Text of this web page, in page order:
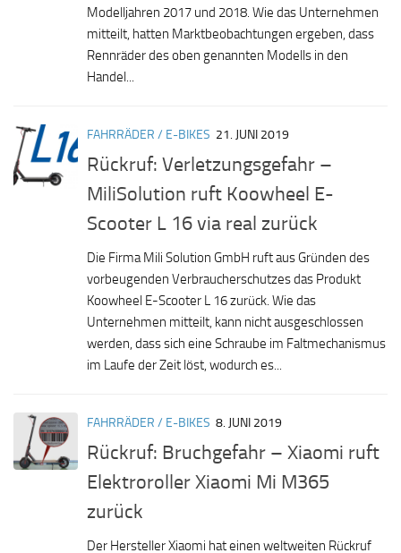
Modelljahren 2017 und 2018. Wie das Unternehmen
mitteilt, hatten Marktbeobachtungen ergeben, dass
Rennräder des oben genannten Modells in den
Handel...
FAHRRÄDER / E-BIKES 21. JUNI 2019
Rückruf: Verletzungsgefahr –
MiliSolution ruft Koowheel E-
Scooter L 16 via real zurück
Die Firma Mili Solution GmbH ruft aus Gründen des
vorbeugenden Verbraucherschutzes das Produkt
Koowheel E-Scooter L 16 zurück. Wie das
Unternehmen mitteilt, kann nicht ausgeschlossen
werden, dass sich eine Schraube im Faltmechanismus
im Laufe der Zeit löst, wodurch es...
FAHRRÄDER / E-BIKES 8. JUNI 2019
Rückruf: Bruchgefahr – Xiaomi ruft
Elektroroller Xiaomi Mi M365
zurück
Der Hersteller Xiaomi hat einen weltweiten Rückruf